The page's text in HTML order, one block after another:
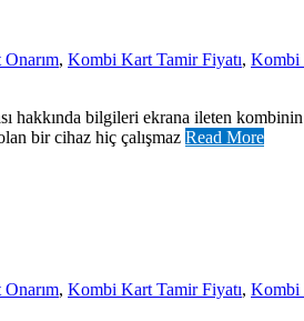
, Kombi Kart Tamir Fiyatı, Kombi
hakkında bilgileri ekrana ileten
bir cihaz hiç çalışmaz Read More
, Kombi Kart Tamir Fiyatı, Kombi